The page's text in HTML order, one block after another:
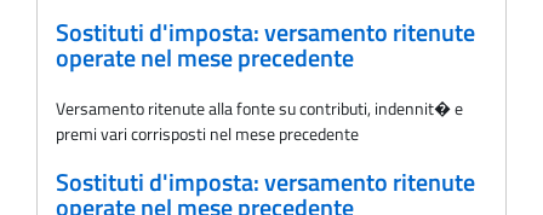
Sostituti d'imposta: versamento ritenute
operate nel mese precedente
Versamento ritenute alla fonte su contributi, indennit� e
premi vari corrisposti nel mese precedente
Sostituti d'imposta: versamento ritenute
operate nel mese precedente